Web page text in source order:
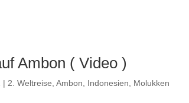
Ambon ( Video )
| 2. Weltreise Ambon Indonesien Molukken